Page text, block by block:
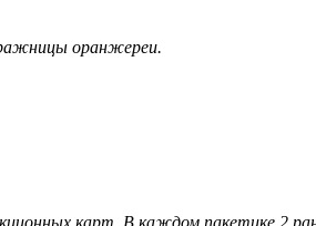
оранжереи.
карт. В каждом пакетике 2